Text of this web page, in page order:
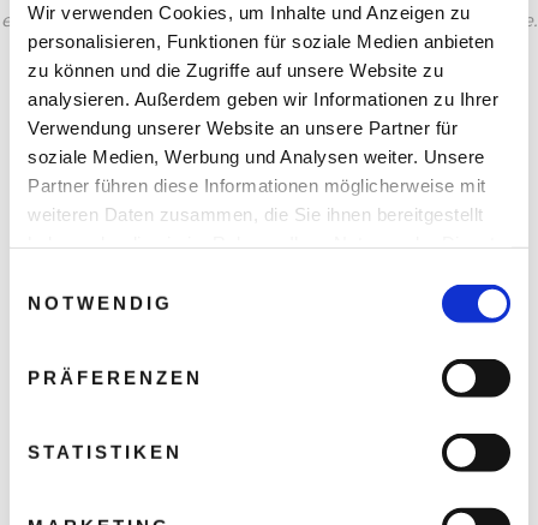
Wir verwenden Cookies, um Inhalte und Anzeigen zu
personalisieren, Funktionen für soziale Medien anbieten
zu können und die Zugriffe auf unsere Website zu
analysieren. Außerdem geben wir Informationen zu Ihrer
Verwendung unserer Website an unsere Partner für
soziale Medien, Werbung und Analysen weiter. Unsere
Partner führen diese Informationen möglicherweise mit
weiteren Daten zusammen, die Sie ihnen bereitgestellt
NOTWENDIG
PRÄFERENZEN
STATISTIKEN
exotischsten Reiseziele der Welt - ein wahres Fest für die Sinne.
Tauchen Sie ein in unsere Kombireise und machen Sie eine
Reihe aufregender, inspirierender Erlebnisse.
Reisedauer: 19 Tage / 18 Nächte